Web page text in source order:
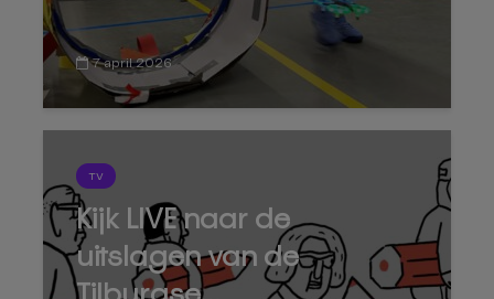
7 april 2026
TV
Kijk LIVE naar de
uitslagen van de